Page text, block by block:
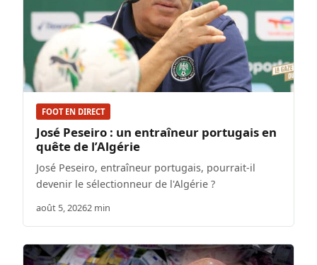
FOOT EN DIRECT
José Peseiro : un entraîneur portugais en
quête de l’Algérie
José Peseiro, entraîneur portugais, pourrait-il
devenir le sélectionneur de l'Algérie ?
août 5, 20262 min